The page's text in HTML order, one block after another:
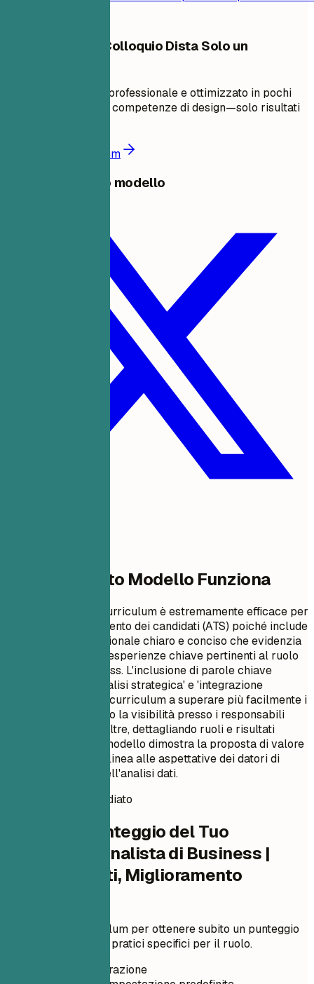
Il Tuo Prossimo Colloquio Dista Solo un
Crea un curriculum professionale e ottimizzato in pochi
minuti. Non servono competenze di design—solo risultati
Crea il mio curriculum
Condividi questo modello
Perché Questo Modello Funziona
Questo formato di curriculum è estremamente efficace per
i sistemi di tracciamento dei candidati (ATS) poiché include
un riepilogo professionale chiaro e conciso che evidenzia
le competenze e le esperienze chiave pertinenti al ruolo
di Analista di Business. L'inclusione di parole chiave
specifiche come 'analisi strategica' e 'integrazione
tecnologica' aiuta il curriculum a superare più facilmente i
filtri ATS, migliorando la visibilità presso i responsabili
delle assunzioni. Inoltre, dettagliando ruoli e risultati
precedenti, questo modello dimostra la proposta di valore
del candidato e si allinea alle aspettative dei datori di
lavoro nel campo dell'analisi dati.
Punteggio CV immediato
Verifica il Punteggio del Tuo
Curriculum Analista di Business |
Requisiti, Dati, Miglioramento
Carica il tuo curriculum per ottenere subito un punteggio
ATS e miglioramenti pratici specifici per il ruolo.
Senza registrazione